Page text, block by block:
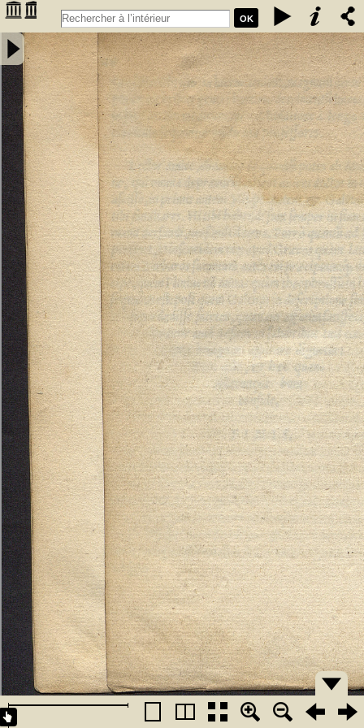
OK
Annotatiunculae Sebastiani Montui artium, ac medicinae doctoris in
errata recentiorum medicorum per Leonardum Fuchsium germanum
collecta. Apologetica epistola pro defensione Arabum a domino
Bernardo Unger Germano composita - Monteux, Sébastien de
(15..-15..). Auteur